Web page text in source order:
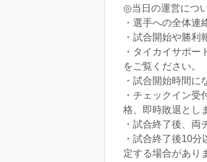
◎当日の運営につ
・選手への全体連
・試合開始や勝利
・タイカイサポ
をご覧ください。
・試合開始時間
・チェックイン
格、即時敗退とし
・試合終了後、
・試合終了後10
定する場合があり